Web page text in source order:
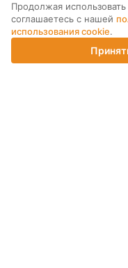
Корзина
Продолжая использовать
соглашаетесь с нашей
использования cookie.